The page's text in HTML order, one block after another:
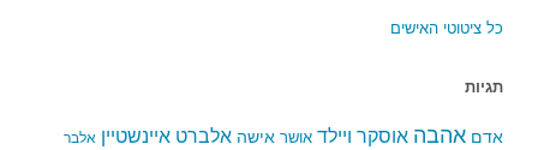
כל ציטוטי האישים
תגיות
אדם אהבה אוסקר ויילד אושר אישה אלברט איינשטיין אלבר